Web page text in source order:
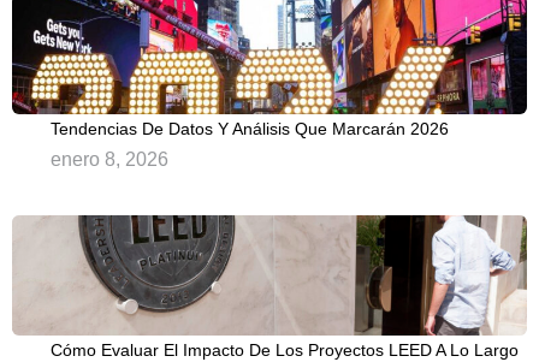
Tendencias De Datos Y Análisis Que Marcarán 2026
enero 8, 2026
Cómo Evaluar El Impacto De Los Proyectos LEED A Lo Largo